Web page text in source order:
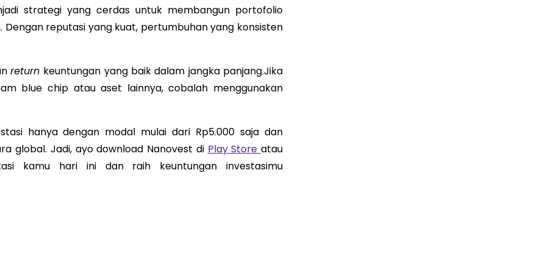
strategi yang cerdas untuk membangun portofolio
reputasi yang kuat, pertumbuhan yang konsisten
return keuntungan yang baik dalam jangka panjang.Jika
blue chip atau aset lainnya, cobalah menggunakan
hanya dengan modal mulai dari Rp5.000 saja dan
global. Jadi, ayo download Nanovest di Play Store atau
kamu hari ini dan raih keuntungan investasimu